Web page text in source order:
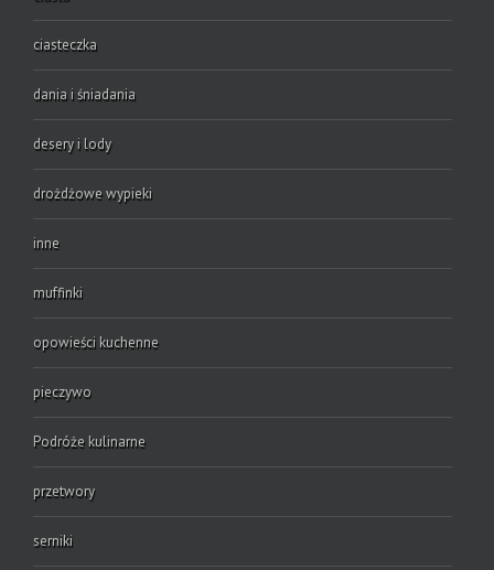
ciasteczka
dania i śniadania
desery i lody
drożdżowe wypieki
inne
muffinki
opowieści kuchenne
pieczywo
Podróże kulinarne
przetwory
serniki